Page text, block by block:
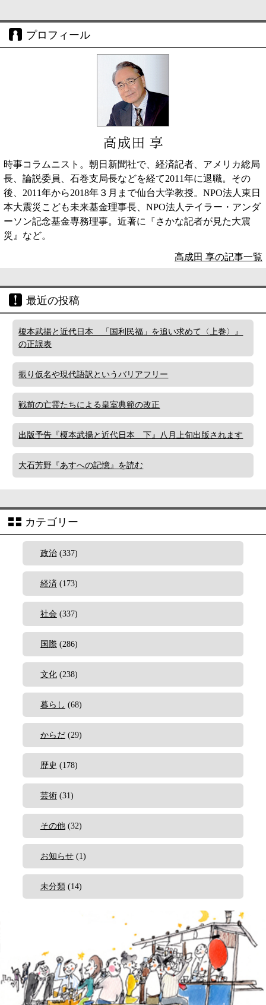
プロフィール
高成田 享
時事コラムニスト。朝日新聞社で、経済記者、アメリカ総局
長、論説委員、石巻支局長などを経て2011年に退職。その
後、2011年から2018年３月まで仙台大学教授。NPO法人東日
本大震災こども未来基金理事長、NPO法人テイラー・アンダ
ーソン記念基金専務理事。近著に『さかな記者が見た大震
災』など。
高成田 享の記事一覧
最近の投稿
榎本武揚と近代日本 「国利民福」を追い求めて〈上巻〉』
の正誤表
振り仮名や現代語訳というバリアフリー
戦前の亡霊たちによる皇室典範の改正
出版予告『榎本武揚と近代日本 下』八月上旬出版されます
大石芳野『あすへの記憶』を読む
カテゴリー
政治(337)
経済(173)
社会(337)
国際 (286)
文化(238)
暮らし (68)
からだ(29)
歴史 (178)
芸術(31)
その他(32)
お知らせ(1)
未分類(14)